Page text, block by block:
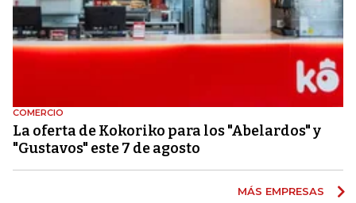
COMERCIO
La oferta de Kokoriko para los "Abelardos" y
"Gustavos" este 7 de agosto
MÁS EMPRESAS